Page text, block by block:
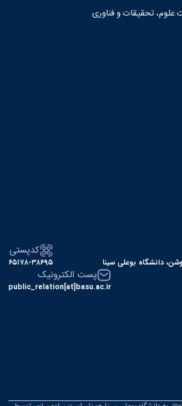
علوم، تحقیقات و فناوری
دانشگاه بوعلی سینا
کدپستی
۶۵۱۷۸-۳۸۶۹۵
پست الکترونیک
public_relation[at]basu.ac.ir